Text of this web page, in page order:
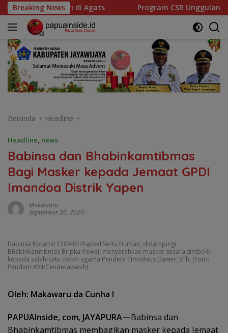
Langsung
ke
konten
Breaking NewsProgram CSR Unggulan Pertamina Patra Niaga
Beranda Headline
Headline news
Babinsa dan Bhabinkamtibmas
Bagi Masker kepada Jemaat GPDI
Imandoa Distrik Yapen
Makawaru
September 20, 2020
Babinsa Koramil 1709-01/Yapsel Sertu Burhan, didampingi
Bhabinkamtibmas Bripka Yowei, menyerahkan masker secara simbolik
kepada salah-satu tokoh agama Pendeta Timothius Dawer, STh. (Foto:
Pendam XVII/Cenderawasih)
Oleh: Makawaru da Cunha I
PAPUAInside, com, JAYAPURA—Babinsa dan
Bhabinkamtibmas membagikan masker kepada Jemaat